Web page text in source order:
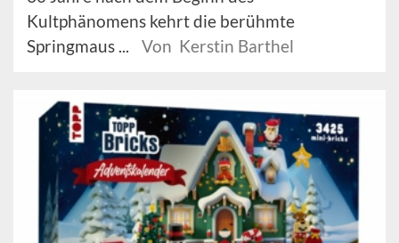
Kultphänomens kehrt die berühmte
Springmaus ...
Von Kerstin Barthel